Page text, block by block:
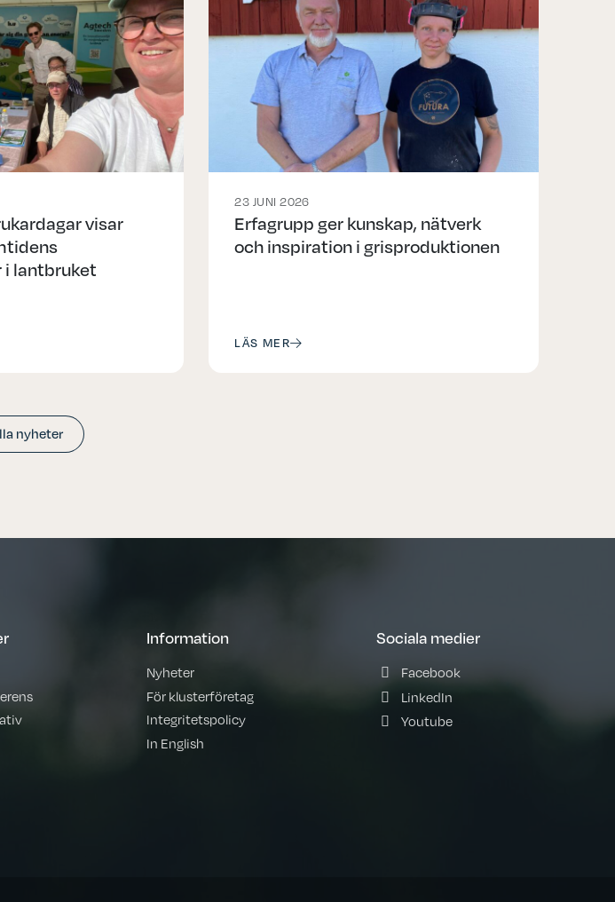
visar
i lantbruket
23 JUNI 2026
Erfagrupp ger kunskap, nätverk
och inspiration i grisproduktionen
LÄS MER
nyheter
Information
Nyheter
För klusterföretag
Integritetspolicy
In English
Sociala medier
Facebook
LinkedIn
Youtube